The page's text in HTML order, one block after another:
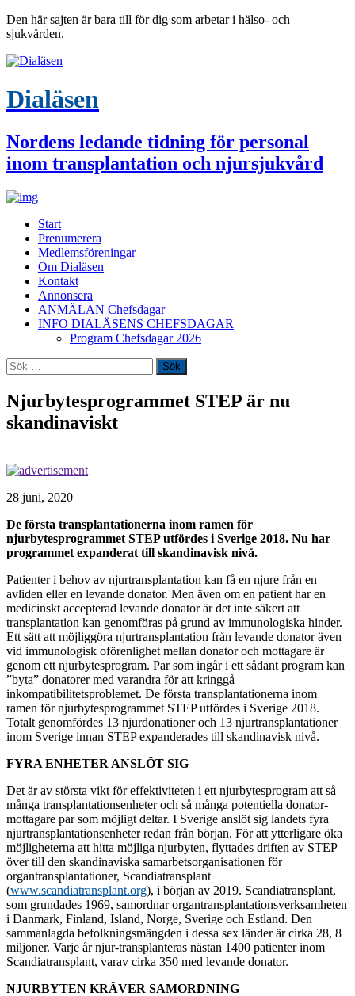
Den här sajten är bara till för dig som arbetar i hälso- och
sjukvården.
Dialäsen
Nordens ledande tidning för personal
inom transplantation och njursjukvård
Start
Prenumerera
Medlemsföreningar
Om Dialäsen
Kontakt
Annonsera
ANMÄLAN Chefsdagar
INFO DIALÄSENS CHEFSDAGAR
Program Chefsdagar 2026
Sök
efter:
Njurbytesprogrammet STEP är nu
skandinaviskt
28 juni, 2020
De första transplantationerna inom ramen för
njurbytesprogrammet STEP utfördes i Sverige 2018. Nu har
programmet expanderat till skandinavisk nivå.
Patienter i behov av njurtransplantation kan få en njure från en
avliden eller en levande donator. Men även om en patient har en
medicinskt accepterad levande donator är det inte säkert att
transplantation kan genomföras på grund av immunologiska hinder.
Ett sätt att möjliggöra njurtransplantation från levande donator även
vid immunologisk oförenlighet mellan donator och mottagare är
genom ett njurbytesprogram. Par som ingår i ett sådant program kan
”byta” donatorer med varandra för att kringgå
inkompatibilitetsproblemet. De första transplantationerna inom
ramen för njurbytesprogrammet STEP utfördes i Sverige 2018.
Totalt genomfördes 13 njurdonationer och 13 njurtransplantationer
inom Sverige innan STEP expanderades till skandinavisk nivå.
FYRA ENHETER ANSLÖT SIG
Det är av största vikt för effektiviteten i ett njurbytesprogram att så
många transplantationsenheter och så många potentiella donator-
mottagare par som möjligt deltar. I Sverige anslöt sig landets fyra
njurtransplantationsenheter redan från början. För att ytterligare öka
möjligheterna att hitta möjliga njurbyten, flyttades driften av STEP
över till den skandinaviska samarbetsorganisationen för
organtransplantationer, Scandiatransplant
(www.scandiatransplant.org), i början av 2019. Scandiatransplant,
som grundades 1969, samordnar organtransplantationsverksamheten
i Danmark, Finland, Island, Norge, Sverige och Estland. Den
sammanlagda befolkningsmängden i dessa sex länder är cirka 28, 8
miljoner. Varje år njur-transplanteras nästan 1400 patienter inom
Scandiatransplant, varav cirka 350 med levande donator.
NJURBYTEN KRÄVER SAMORDNING